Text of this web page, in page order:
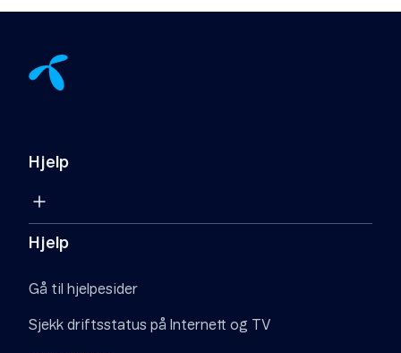
Hjelp
Hjelp
Gå til hjelpesider
Sjekk driftsstatus på Internett og TV